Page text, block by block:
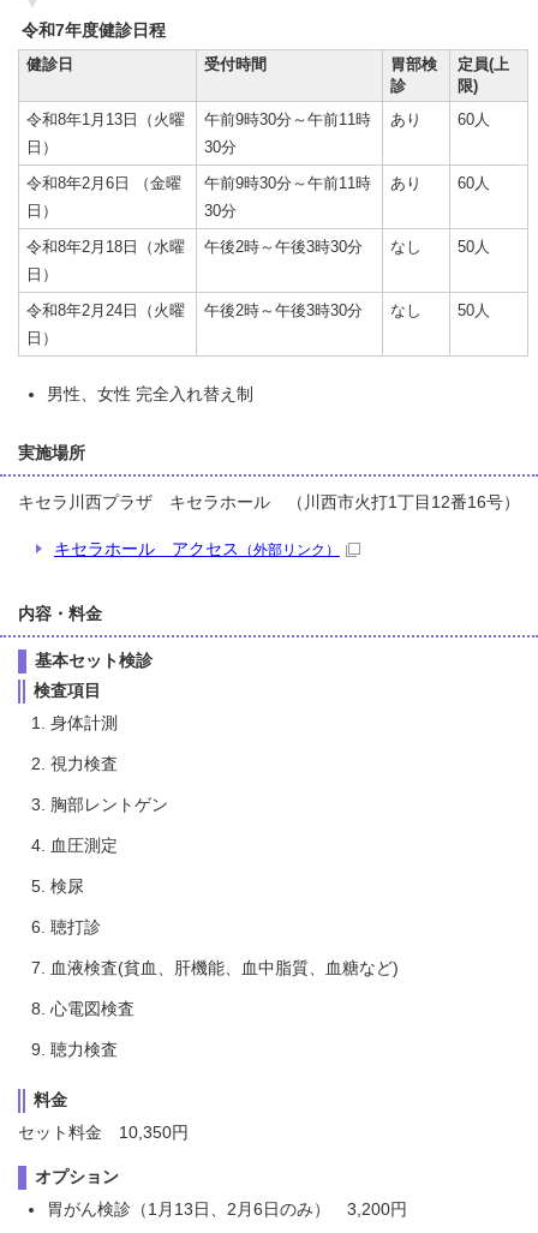
令和7年度健診日程
健診日
受付時間
胃部検
診
定員(上
限)
令和8年1月13日（火曜
日）
午前9時30分～午前11時
30分
あり 60人
令和8年2月6日 （金曜
日）
午前9時30分～午前11時
30分
あり 60人
令和8年2月18日（水曜
日）
午後2時～午後3時30分 なし 50人
令和8年2月24日（火曜
日）
午後2時～午後3時30分 なし 50人
男性、女性 完全入れ替え制
実施場所
キセラ川西プラザ キセラホール （川西市火打1丁目12番16号）
キセラホール アクセス （外部リンク）
内容・料金
基本セット検診
検査項目
身体計測
視力検査
胸部レントゲン
血圧測定
検尿
聴打診
血液検査(貧血、肝機能、血中脂質、血糖など)
心電図検査
聴力検査
料金
セット料金 10,350円
オプション
胃がん検診（1月13日、2月6日のみ） 3,200円